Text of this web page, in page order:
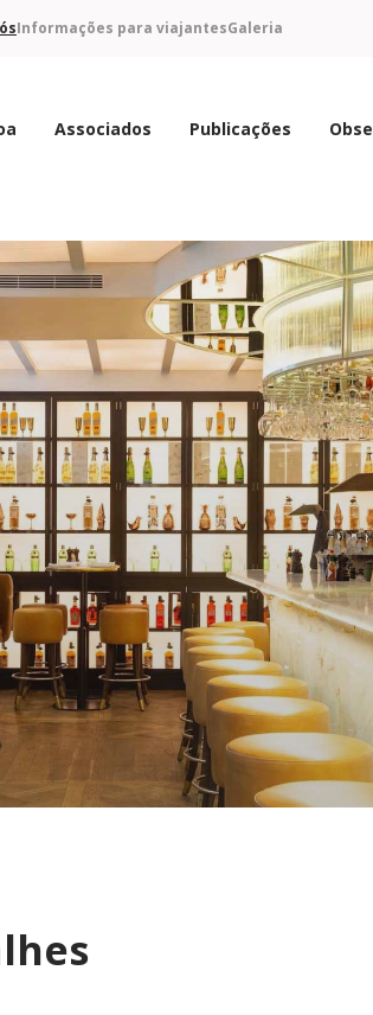
Informações para viajantesGaleria
Associados Publicações